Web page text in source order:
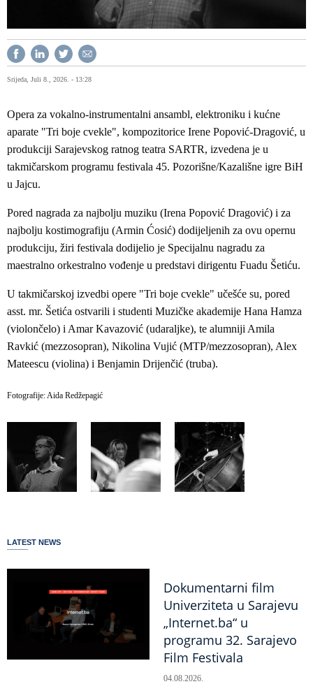
Srijeda, Juli 8., 2026. - 13:28
Opera za vokalno-instrumentalni ansambl, elektroniku i kućne
aparate "Tri boje cvekle", kompozitorice Irene Popović-Dragović, u
produkciji Sarajevskog ratnog teatra SARTR, izvedena je u
takmičarskom programu festivala 45. Pozorišne/Kazališne igre BiH
u Jajcu.
Pored nagrada za najbolju muziku (Irena Popović Dragović) i za
najbolju kostimografiju (Armin Ćosić) dodijeljenih za ovu opernu
produkciju, žiri festivala dodijelio je Specijalnu nagradu za
maestralno orkestralno vođenje u predstavi dirigentu Fuadu Šetiću.
U takmičarskoj izvedbi opere "Tri boje cvekle" učešće su, pored
asst. mr. Šetića ostvarili i studenti Muzičke akademije Hana Hamza
(violončelo) i Amar Kavazović (udaraljke), te alumniji Amila
Ravkić (mezzosopran), Nikolina Vujić (MTP/mezzosopran), Alex
Mateescu (violina) i Benjamin Drijenčić (truba).
Fotografije: Aida Redžepagić
LATEST NEWS
Dokumentarni film
Univerziteta u Sarajevu
„Internet.ba“ u
programu 32. Sarajevo
Film Festivala
04.08.2026.